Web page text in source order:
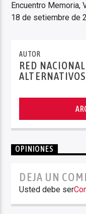
Encuentro Memoria,
18 de setiembre de
AUTOR
RED
ALTERNATIVOS
OPINIONES
DEJA UN
Usted debe ser